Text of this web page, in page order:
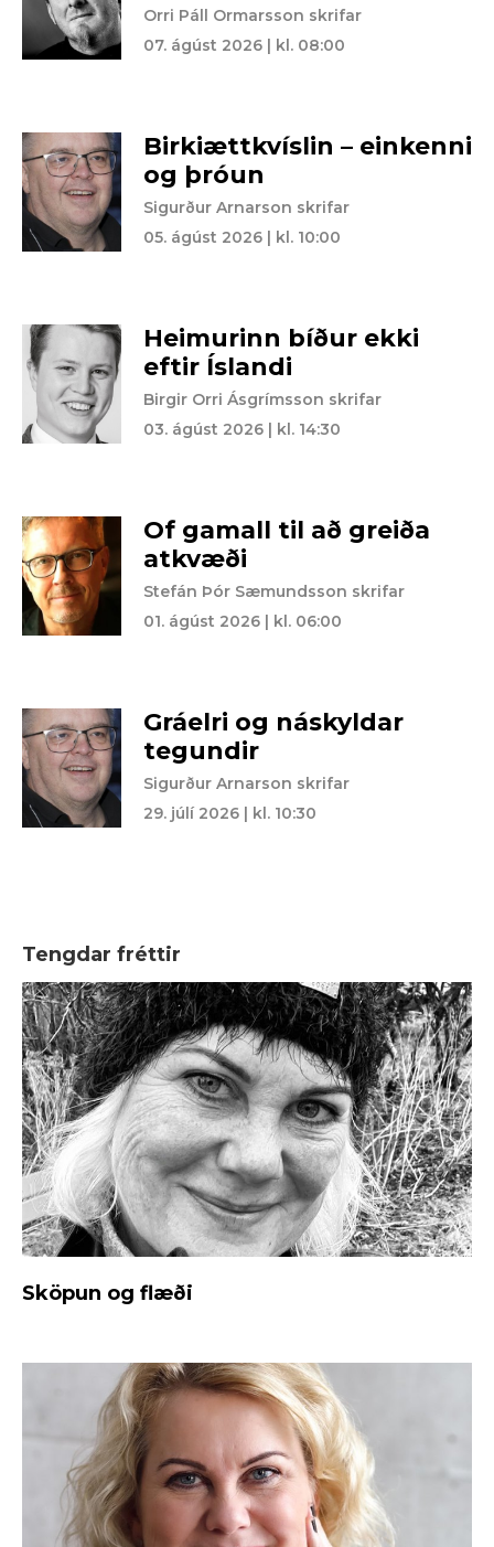
Orri Páll Ormarsson skrifar
07. ágúst 2026 | kl. 08:00
Birkiættkvíslin – einkenni
og þróun
Sigurður Arnarson skrifar
05. ágúst 2026 | kl. 10:00
Heimurinn bíður ekki
eftir Íslandi
Birgir Orri Ásgrímsson skrifar
03. ágúst 2026 | kl. 14:30
Of gamall til að greiða
atkvæði
Stefán Þór Sæmundsson skrifar
01. ágúst 2026 | kl. 06:00
Gráelri og náskyldar
tegundir
Sigurður Arnarson skrifar
29. júlí 2026 | kl. 10:30
Tengdar fréttir
Sköpun og flæði